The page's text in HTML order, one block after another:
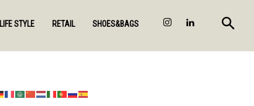
LIFE STYLE RETAIL SHOES&BAGS